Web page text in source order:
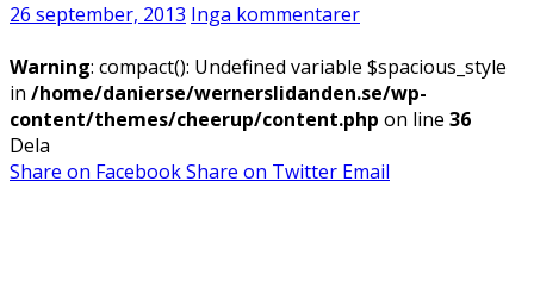
26 september, 2013 Inga kommentarer
Warning: compact(): Undefined variable $spacious_style
in /home/danierse/wernerslidanden.se/wp-
content/themes/cheerup/content.php on line 36
Dela
Share on FacebookShare on Twitter Email